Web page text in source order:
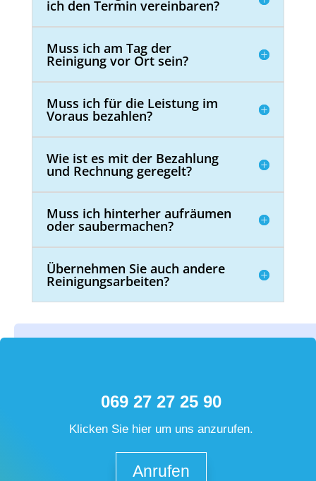
ich den Termin vereinbaren?
Muss ich am Tag der
Reinigung vor Ort sein?
Muss ich für die Leistung im
Voraus bezahlen?
Wie ist es mit der Bezahlung
und Rechnung geregelt?
Muss ich hinterher aufräumen
oder saubermachen?
Übernehmen Sie auch andere
Reinigungsarbeiten?
069 27 27 25 90
Klicken Sie hier um uns anzurufen.
Anrufen